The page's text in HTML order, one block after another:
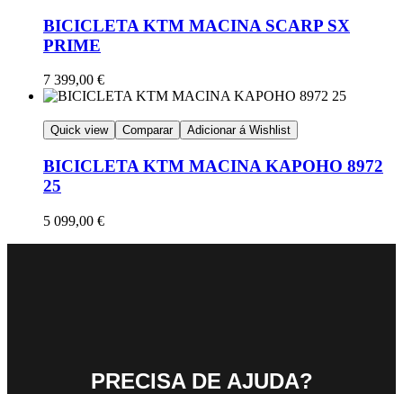
BICICLETA KTM MACINA SCARP SX
PRIME
7 399,00 €
Quick view Comparar Adicionar á Wishlist
BICICLETA KTM MACINA KAPOHO 8972
25
5 099,00 €
PRECISA DE AJUDA?